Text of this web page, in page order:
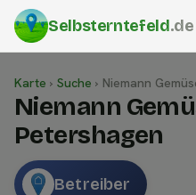
Selbsterntefeld.de
Karte › Suche › Niemann
Niemann
Petershagen
Betreiber